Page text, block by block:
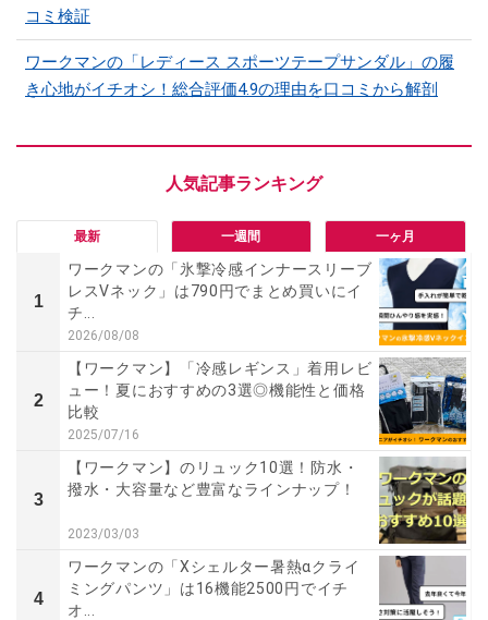
コミ検証
ワークマンの「レディース スポーツテープサンダル」の履
き心地がイチオシ！総合評価4.9の理由を口コミから解剖
最新 一週間 一ヶ月
1
ワークマンの「氷撃冷感インナースリーブ
レスVネック」は790円でまとめ買いにイ
チ...
2026/08/08
2
【ワークマン】「冷感レギンス」着用レビ
ュー！夏におすすめの3選◎機能性と価格
比較
2025/07/16
3
【ワークマン】のリュック10選！防水・
撥水・大容量など豊富なラインナップ！
2023/03/03
4
ワークマンの「Xシェルター暑熱αクライ
ミングパンツ」は16機能2500円でイチ
オ...